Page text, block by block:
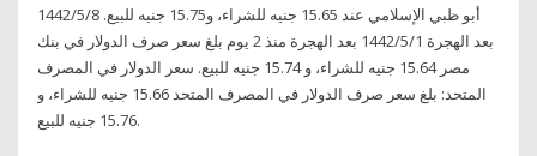
أبو ظبي الإسلامي عند 15.65 جنيه للشراء، و15.75 جنيه للبيع. 8‏‏/5‏‏/1442
بعد الهجرة 1‏‏/5‏‏/1442 بعد الهجرة منذ 2 يوم بلغ سعر صرف الدولار في بنك
مصر 15.64 جنيه للشراء، و 15.74 جنيه للبيع. سعر الدولار في المصرف
المتحد: بلغ سعر صرف الدولار في المصرف المتحد 15.66 جنيه للشراء، و
15.76 جنيه للبيع.